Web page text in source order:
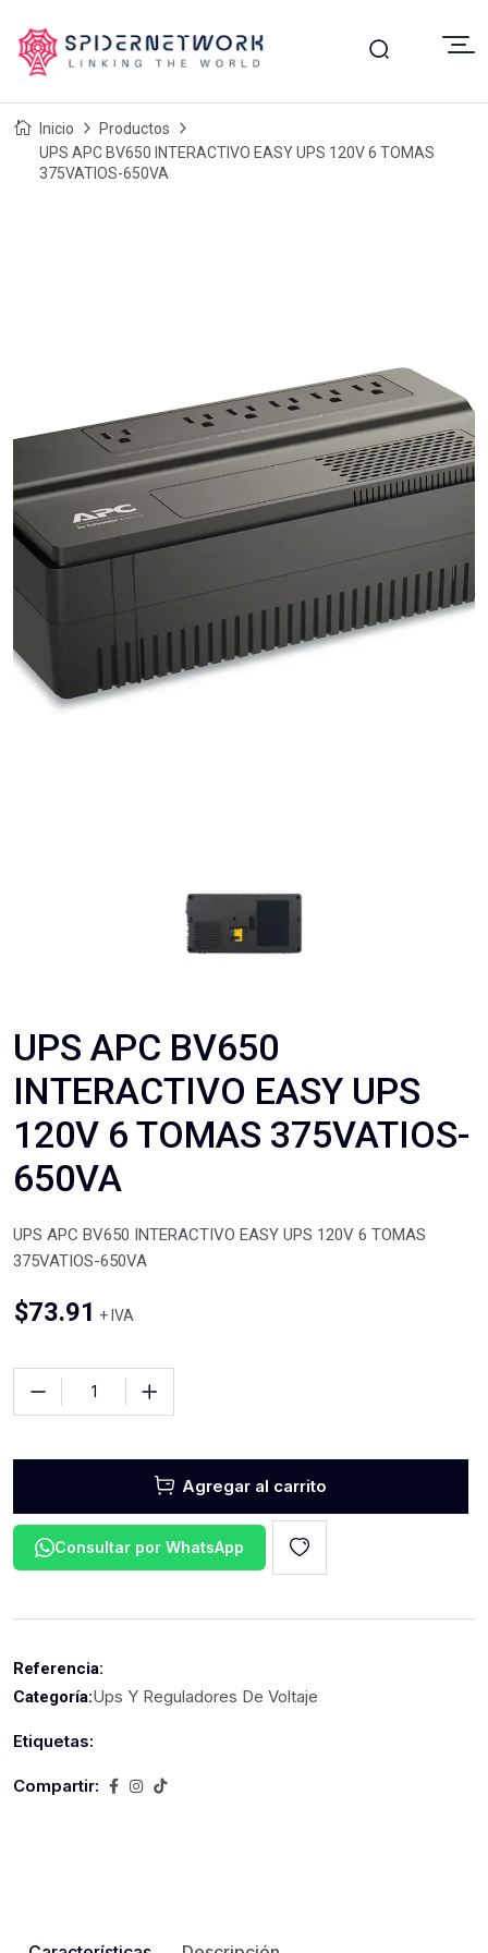
Inicio
Productos
UPS APC BV650 INTERACTIVO EASY UPS 120V 6 TOMAS
375VATIOS-650VA
UPS APC BV650
INTERACTIVO EASY UPS
120V 6 TOMAS 375VATIOS-
650VA
UPS APC BV650 INTERACTIVO EASY UPS 120V 6 TOMAS
375VATIOS-650VA
$73.91 + IVA
Agregar al carrito
Consultar por WhatsApp
Referencia:
Categoría:Ups Y Reguladores De Voltaje
Etiquetas:
Compartir: